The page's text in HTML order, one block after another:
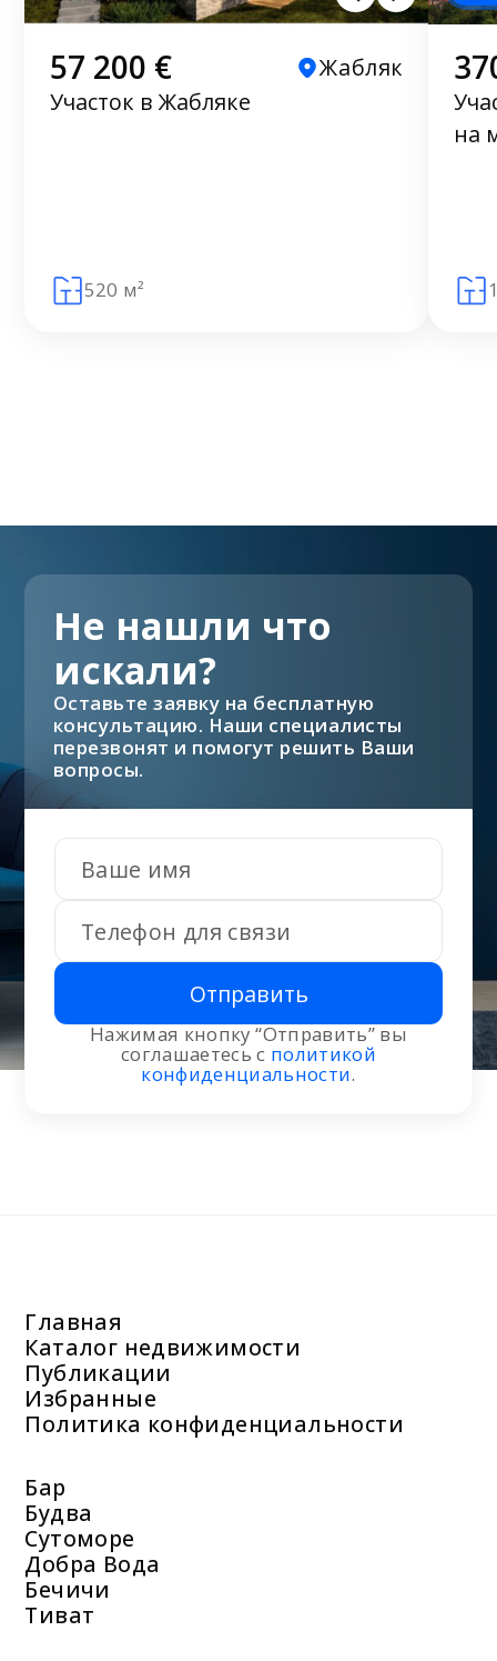
57 200 €
Жабляк
Участок в Жабляке
520 м²
на
Отправить
Нажимая кнопку “Отправить” вы
соглашаетесь с политикой
конфиденциальности.
Не нашли что
искали?
Оставьте заявку на бесплатную
консультацию. Наши специалисты
перезвонят и помогут решить Ваши
вопросы.
Главная
Каталог недвижимости
Публикации
Избранные
Политика конфиденциальности
Бар
Будва
Сутоморе
Добра Вода
Бечичи
Тиват